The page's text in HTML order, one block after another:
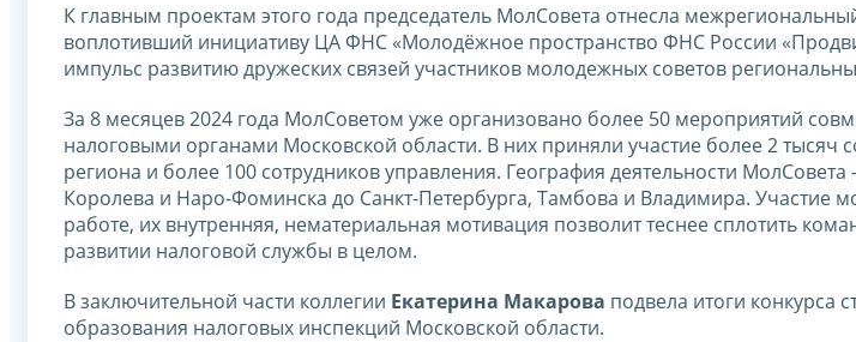
К главным проектам этого года председатель МолСовета отнесла
воплотивший инициативу ЦА ФНС «Молодёжное пространство ФНС России
импульс развитию дружеских связей участников молодежных советов
За 8 месяцев 2024 года МолСоветом уже организовано более 50 мероприятий
налоговыми органами Московской области. В них приняли участие более 2 тысяч
региона и более 100 сотрудников управления. География деятельности
Королева и Наро-Фоминска до Санкт-Петербурга, Тамбова и Владимира. Участие
работе, их внутренняя, нематериальная мотивация позволит теснее сплотить
развитии налоговой службы в целом.
В заключительной части коллегии Екатерина Макарова подвела итоги конкурса
образования налоговых инспекций Московской области.